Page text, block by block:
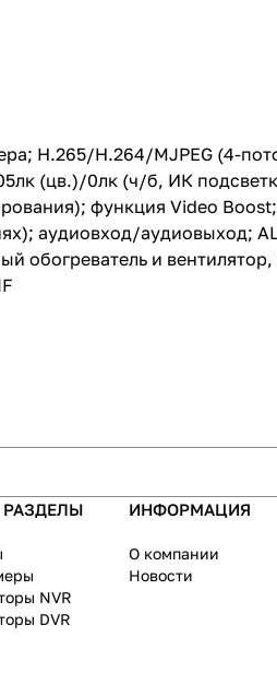
поддержка POE; поддержка
H.265/H.264/MJPEG (4-
(цв.)/0лк (ч/б, ИК
функция Video
аудиовход/аудиовыход;
и вентилятор,
NVR
DVR
ИНФОРМАЦИЯ
О компании
Новости